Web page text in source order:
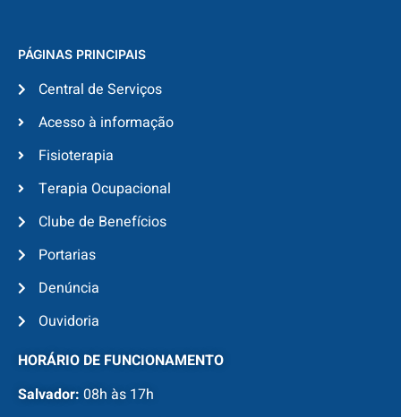
PÁGINAS PRINCIPAIS
Central de Serviços
Acesso à informação
Fisioterapia
Terapia Ocupacional
Clube de Benefícios
Portarias
Denúncia
Ouvidoria
HORÁRIO DE FUNCIONAMENTO
Salvador: 08h às 17h